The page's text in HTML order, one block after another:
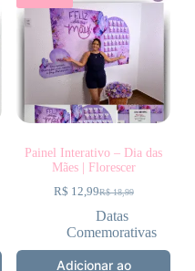
Painel Interativo – Dia das
Mães | Florescer
R$18,99
R$ 12,99
Datas
Comemorativas
Adicionar ao